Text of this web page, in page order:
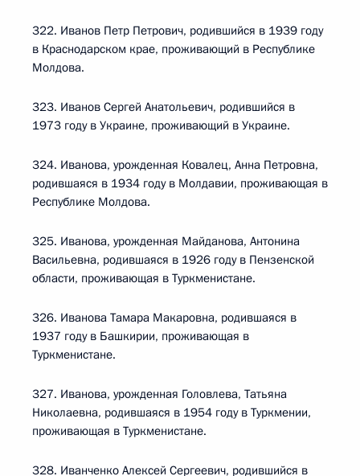
322. Иванов Петр Петрович, родившийся в 1939 году
в Краснодарском крае, проживающий в Республике
Молдова.
323. Иванов Сергей Анатольевич, родившийся в
1973 году в Украине, проживающий в Украине.
324. Иванова, урожденная Ковалец, Анна Петровна,
родившаяся в 1934 году в Молдавии, проживающая в
Республике Молдова.
325. Иванова, урожденная Майданова, Антонина
Васильевна, родившаяся в 1926 году в Пензенской
области, проживающая в Туркменистане.
326. Иванова Тамара Макаровна, родившаяся в
1937 году в Башкирии, проживающая в
Туркменистане.
327. Иванова, урожденная Головлева, Татьяна
Николаевна, родившаяся в 1954 году в Туркмении,
проживающая в Туркменистане.
328. Иванченко Алексей Сергеевич, родившийся в